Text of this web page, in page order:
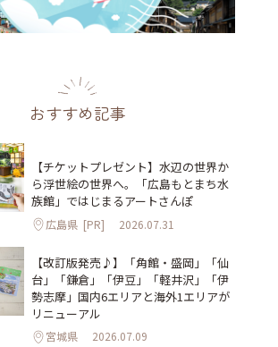
おすすめ記事
【チケットプレゼント】水辺の世界か
ら浮世絵の世界へ。「広島もとまち水
族館」ではじまるアートさんぽ
広島県 [PR] 2026.07.31
【改訂版発売♪】「角館・盛岡」「仙
台」「鎌倉」「伊豆」「軽井沢」「伊
勢志摩」国内6エリアと海外1エリアが
リニューアル
宮城県 2026.07.09